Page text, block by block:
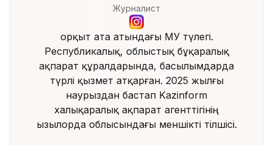
Журналист
Қорқыт ата атындағы ҚМУ түлегі.
Республикалық, облыстық бұқаралық
ақпарат құралдарында, басылымдарда
түрлі қызмет атқарған. 2025 жылғы
наурыздан бастап Kazinform
халықаралық ақпарат агенттігінің
Қызылорда облысындағы меншікті тілшісі.